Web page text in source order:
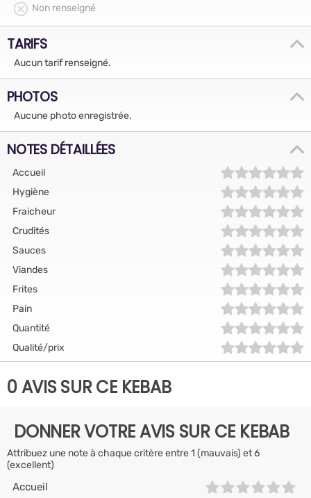
Non renseigné
TARIFS
Aucun tarif renseigné.
PHOTOS
Aucune photo enregistrée.
NOTES DÉTAILLÉES
Accueil
Hygiène
Fraicheur
Crudités
Sauces
Viandes
Frites
Pain
Quantité
Qualité/prix
0 AVIS SUR CE KEBAB
DONNER VOTRE AVIS SUR CE KEBAB
Attribuez une note à chaque critère entre 1 (mauvais) et 6
(excellent)
Accueil